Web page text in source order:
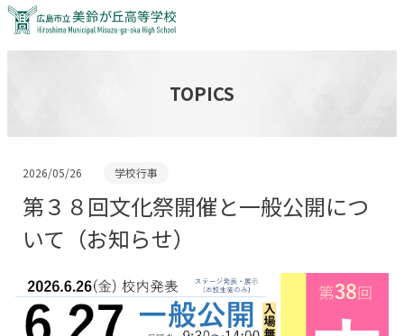
TOPICS
2026/05/26 学校行事
第３８回文化祭開催と一般公開につ
いて（お知らせ）